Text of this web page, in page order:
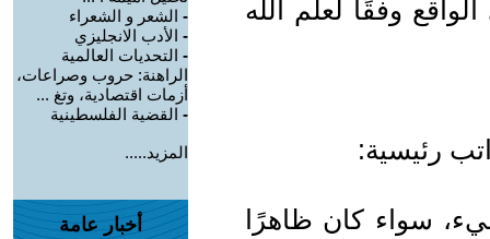
وفقًا لعلم الله
رئيسية:
سواء كان ظاهرًا
- الشعر و الشعراء
- الأدب الانجليزي
- التحديات العالمية
الراهنة: حروب وصراعات،
أزمات اقتصادية، وتغ ...
- القضية الفلسطينية
المزيد.....
أخبار عامة